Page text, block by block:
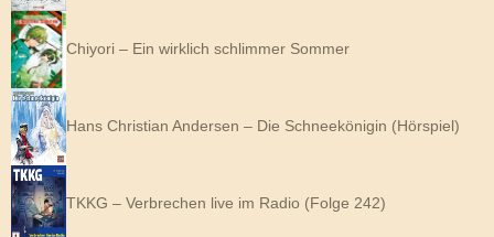
Chiyori – Ein wirklich schlimmer Sommer
Hans Christian Andersen – Die Schneekönigin (Hörspiel)
TKKG – Verbrechen live im Radio (Folge 242)